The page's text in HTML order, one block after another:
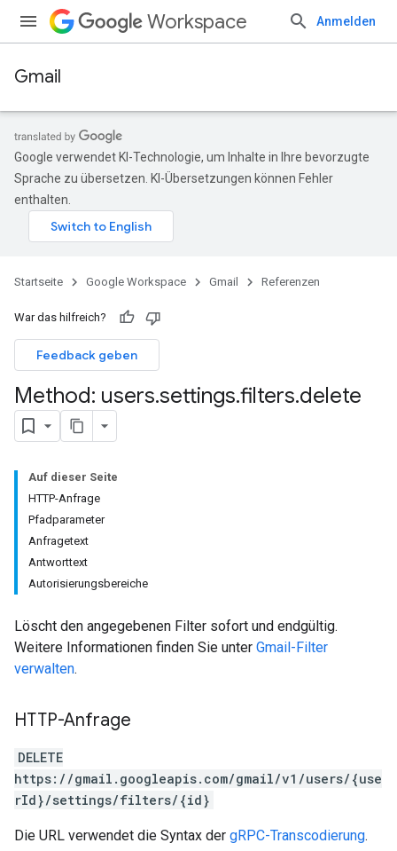
Workspace Anmelden
Gmail
Google verwendet KI-Technologie, um Inhalte in Ihre bevorzugte
Sprache zu übersetzen. KI-Übersetzungen können Fehler
enthalten.
Startseite Google Workspace Gmail Referenzen
War das hilfreich?
Feedback geben
Method: users.settings.filters.delete
Auf dieser Seite
HTTP-Anfrage
Pfadparameter
Anfragetext
Antworttext
Autorisierungsbereiche
Löscht den angegebenen Filter sofort und endgültig.
Weitere Informationen finden Sie unter Gmail-Filter
verwalten.
HTTP-Anfrage
DELETE
https://gmail.googleapis.com/gmail/v1/users/{use
rId}/settings/filters/{id}
Die URL verwendet die Syntax der gRPC-Transcodierung.